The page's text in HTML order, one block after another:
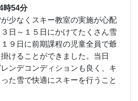
時54分
少なくスキー教室の実施が心配
日～１５日にかけてたくさん雪
９日に前期課程の児童全員で爺
けることができました。当日
ンデコンディションも良く、キ
た雪で快適にスキーを行うこと